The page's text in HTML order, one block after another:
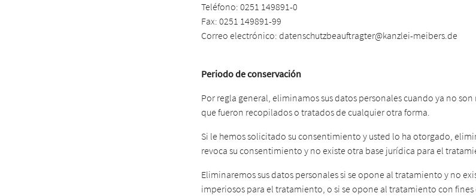
Teléfono: 0251 149891-0
Fax: 0251 149891-99
Correo electrónico: datenschutzbeauftragter@kanzlei-meibers.de
Periodo de conservación
Por regla general, eliminamos sus datos personales cuando ya no
que fueron recopilados o tratados de cualquier otra forma.
Si le hemos solicitado su consentimiento y usted lo ha otorgado,
revoca su consentimiento y no existe otra base jurídica para el
Eliminaremos sus datos personales si se opone al tratamiento y no
imperiosos para el tratamiento, o si se opone al tratamiento con